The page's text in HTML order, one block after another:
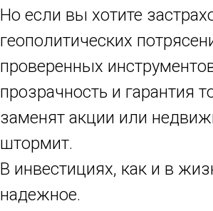
Но если вы хотите
геополитических
проверенных
прозрачность и гарантия
заменят акции или
штормит.
В инвестициях, как и в
надежное.